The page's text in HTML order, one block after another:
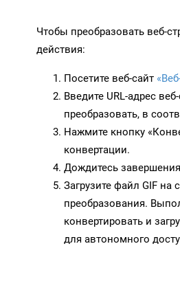
Чтобы преобразовать веб-
действия:
Посетите веб-сайт
Введите URL-адрес
преобразовать, в
Нажмите кнопку
конвертации.
Дождитесь
Загрузите файл GIF на
преобразования.
конвертировать и
для автономного